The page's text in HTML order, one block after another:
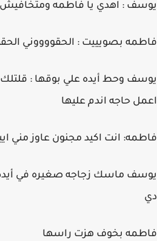
يوسف : اهدي يا فاطمه ومتخافيش
فاطمه بصويييت : الحقووووني
يوسف وحط أيده علي بوقها :
اعمل حاجه اندم عليها
فاطمه: انت اكيد مجنون عاوز مني
يوسف ماسك زجاجه صغيره في أيده
دي
فاطمه بخوف هزت راسها